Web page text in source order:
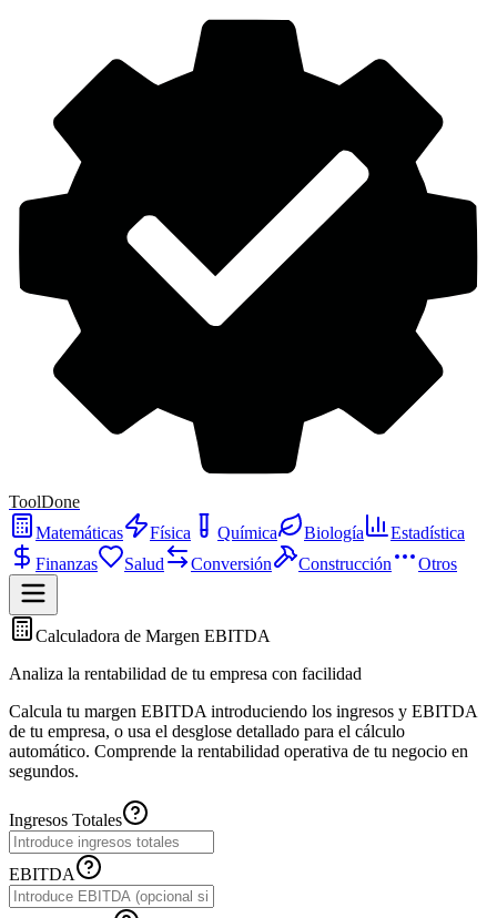
ToolDone
Matemáticas
Física Química Biología
Estadística
Finanzas
Salud Conversión Construcción Otros
Calculadora de Margen EBITDA
Analiza la rentabilidad de tu empresa con facilidad
Calcula tu margen EBITDA introduciendo los ingresos y EBITDA
de tu empresa, o usa el desglose detallado para el cálculo
automático. Comprende la rentabilidad operativa de tu negocio en
segundos.
Ingresos Totales
EBITDA